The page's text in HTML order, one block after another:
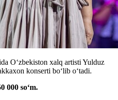
Oʻzbekiston xalq artisti Yulduz
konserti boʻlib oʻtadi.
000 soʻm.